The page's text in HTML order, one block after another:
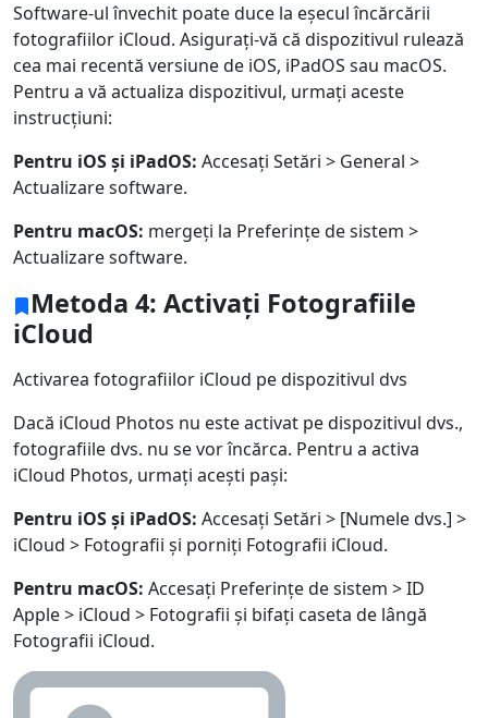
Software-ul învechit poate duce la eșecul încărcării
fotografiilor iCloud. Asigurați-vă că dispozitivul rulează
cea mai recentă versiune de iOS, iPadOS sau macOS.
Pentru a vă actualiza dispozitivul, urmați aceste
instrucțiuni:
Pentru iOS și iPadOS: Accesați Setări > General >
Actualizare software.
Pentru macOS: mergeți la Preferințe de sistem >
Actualizare software.
Metoda 4: Activați Fotografiile
iCloud
Activarea fotografiilor iCloud pe dispozitivul dvs
Dacă iCloud Photos nu este activat pe dispozitivul dvs.,
fotografiile dvs. nu se vor încărca. Pentru a activa
iCloud Photos, urmați acești pași:
Pentru iOS și iPadOS: Accesați Setări > [Numele dvs.] >
iCloud > Fotografii și porniți Fotografii iCloud.
Pentru macOS: Accesați Preferințe de sistem > ID
Apple > iCloud > Fotografii și bifați caseta de lângă
Fotografii iCloud.